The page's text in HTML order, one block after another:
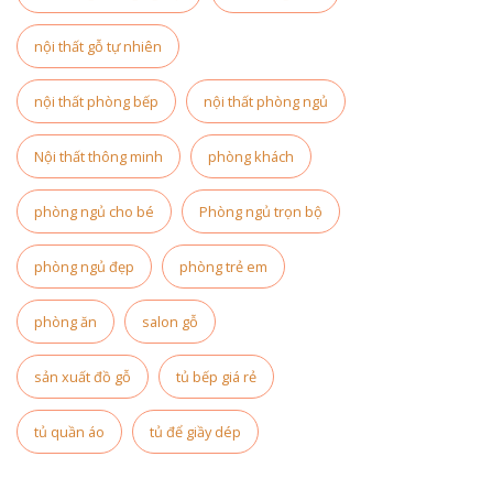
nội thất gỗ tự nhiên
nội thất phòng bếp nội thất phòng ngủ
Nội thất thông minh phòng khách
phòng ngủ cho bé Phòng ngủ trọn bộ
phòng ngủ đẹp phòng trẻ em
phòng ăn salon gỗ
sản xuất đồ gỗ tủ bếp giá rẻ
tủ quần áo tủ để giầy dép